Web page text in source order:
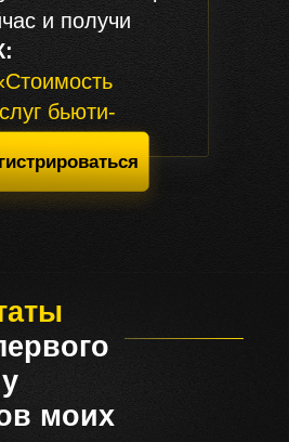
и получи
бьюти-
моих